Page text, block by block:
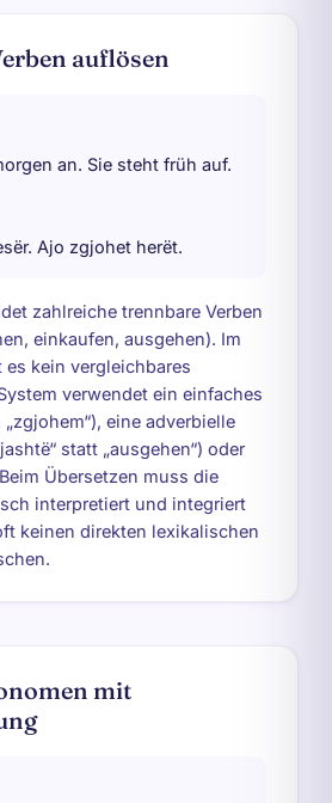
auflösen
an. Sie steht früh auf.
Ajo zgjohet herët.
zahlreiche trennbare Verben
einkaufen, ausgehen). Im
kein vergleichbares
verwendet ein einfaches
„zgjohem“), eine adverbielle
statt „ausgehen“) oder
Übersetzen muss die
interpretiert und integriert
keinen direkten lexikalischen
mit